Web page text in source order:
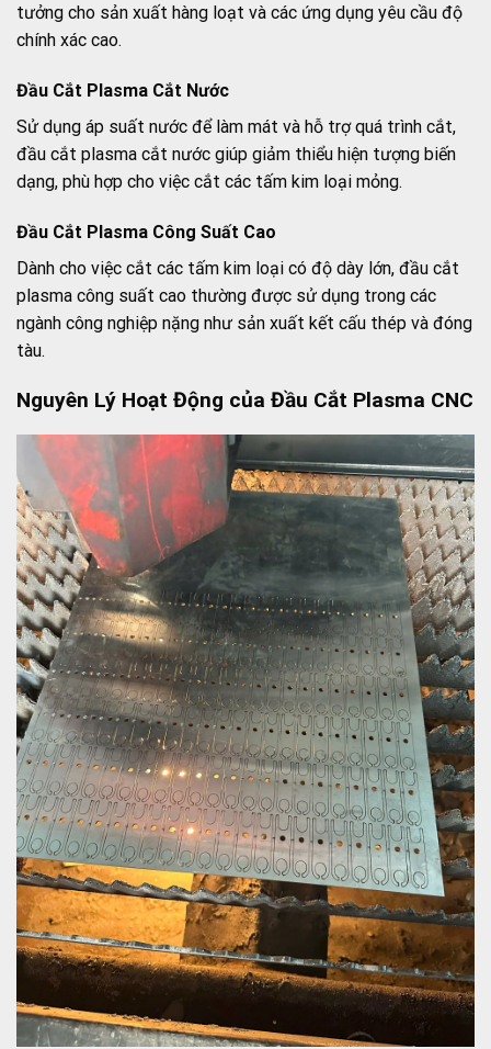
tưởng cho sản xuất hàng loạt và các ứng dụng yêu cầu độ
chính xác cao.
Đầu Cắt Plasma Cắt Nước
Sử dụng áp suất nước để làm mát và hỗ trợ quá trình cắt,
đầu cắt plasma cắt nước giúp giảm thiểu hiện tượng biến
dạng, phù hợp cho việc cắt các tấm kim loại mỏng.
Đầu Cắt Plasma Công Suất Cao
Dành cho việc cắt các tấm kim loại có độ dày lớn, đầu cắt
plasma công suất cao thường được sử dụng trong các
ngành công nghiệp nặng như sản xuất kết cấu thép và đóng
tàu.
Nguyên Lý Hoạt Động của Đầu Cắt Plasma CNC